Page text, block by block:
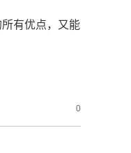
有优点，又能
0